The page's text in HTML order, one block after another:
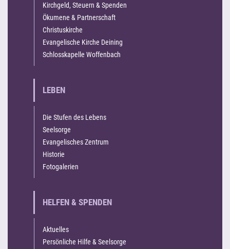
Kirchgeld, Steuern & Spenden
Ökumene & Partnerschaft
Christuskirche
Evangelische Kirche Deining
Schlosskapelle Woffenbach
LEBEN
Die Stufen des Lebens
Seelsorge
Evangelisches Zentrum
Historie
Fotogalerien
HELFEN & SPENDEN
Aktuelles
Persönliche Hilfe & Seelsorge